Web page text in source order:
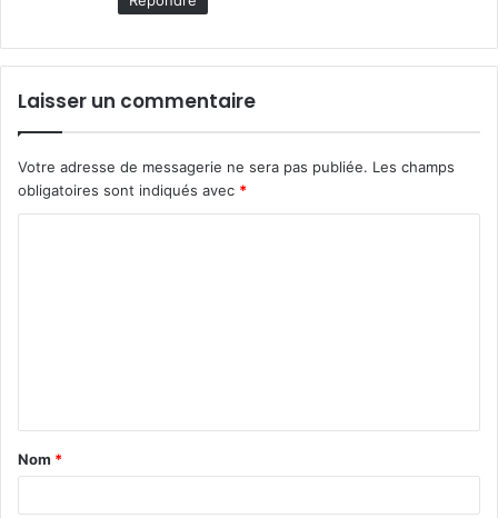
Laisser un commentaire
Votre adresse de messagerie ne sera pas publiée. Les champs
obligatoires sont indiqués avec *
t
a
Nom *